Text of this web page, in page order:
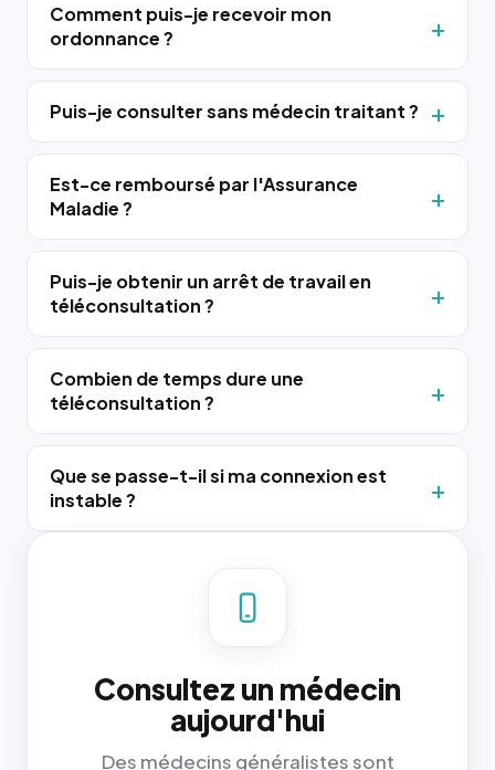
Comment puis-je recevoir mon
ordonnance ?
Puis-je consulter sans médecin traitant ?
Est-ce remboursé par l'Assurance
Maladie ?
Puis-je obtenir un arrêt de travail en
téléconsultation ?
Combien de temps dure une
téléconsultation ?
Que se passe-t-il si ma connexion est
instable ?
Consultez un médecin
aujourd'hui
Des médecins généralistes sont